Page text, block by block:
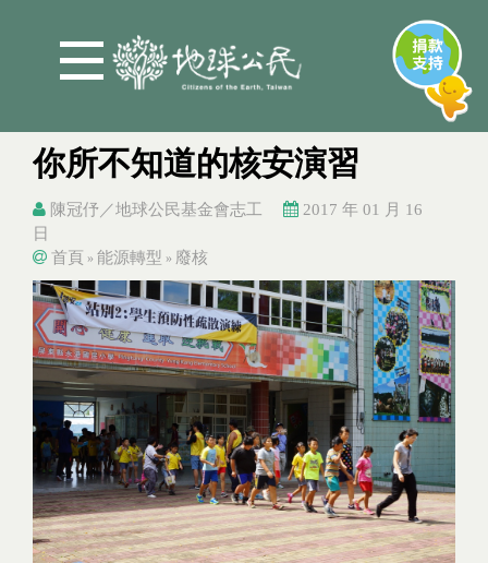
你所不知道的核安演習
陳冠伃／地球公民基金會志工
2017 年 01 月 16
日
You are here
首頁 » 能源轉型 » 廢核
You are here